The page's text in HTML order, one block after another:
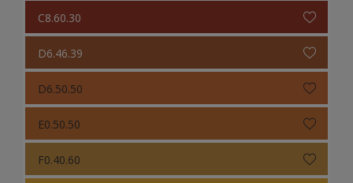
C8.60.30
D6.46.39
D6.50.50
E0.50.50
F0.40.60